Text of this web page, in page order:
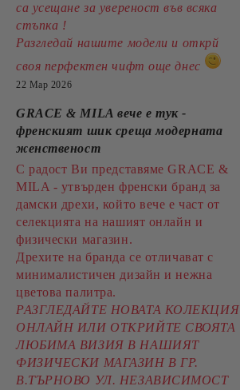
са усещане за увереност във всяка
стъпка !
Разгледай нашите модели и открй
своя перфектен чифт още днес
22 Мар 2026
GRACE & MILA вече е тук -
френският шик среща модерната
женственост
С радост Ви представяме GRACE &
MILA - утвърден френски бранд за
дамски дрехи, който вече е част от
селекцията на нашият онлайн и
физически магазин.
Дрехите на бранда се отличават с
минималистичен дизайн и нежна
цветова палитра.
РАЗГЛЕДАЙТЕ НОВАТА КОЛЕКЦИЯ
ОНЛАЙН ИЛИ ОТКРИЙТЕ СВОЯТА
ЛЮБИМА ВИЗИЯ В НАШИЯТ
ФИЗИЧЕСКИ МАГАЗИН В ГР.
В.ТЪРНОВО УЛ. НЕЗАВИСИМОСТ